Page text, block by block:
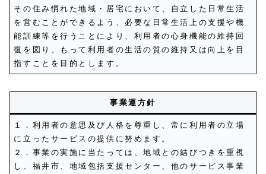
その住み慣れた地域・居宅において、自立した日常生活
を営むことができるよう、必要な日常生活上の支援や機
能訓練等を行うことにより、利用者の心身機能の維持回
復を図り、もって利用者の生活の質の維持又は向上を目
指すことを目的とします。
事業運方針
１．利用者の意思及び人格を尊重し、常に利用者の立場
に立ったサービスの提供に努めます。
２．事業の実施に当たっては、地域との結びつきを重視
し、福井市、地域包括支援センター、他のサービス事業